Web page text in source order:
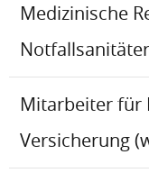
Medizinische
Mitarbeiter für
Versicherung